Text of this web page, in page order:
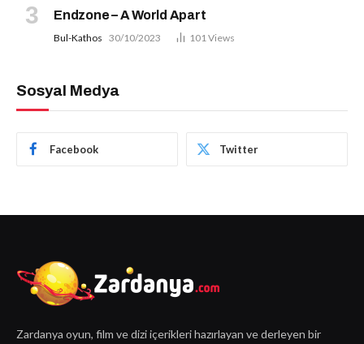
Endzone – A World Apart
Bul-Kathos 30/10/2023 101 Views
Sosyal Medya
Facebook Twitter
Zardanya oyun, film ve dizi içerikleri hazırlayan ve derleyen bir